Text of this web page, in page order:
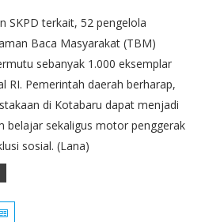
SKPD terkait, 52 pengelola
Baca Masyarakat (TBM)
sebanyak 1.000 eksemplar
RI. Pemerintah daerah berharap,
di Kotabaru dapat menjadi
belajar sekaligus motor penggerak
sosial. (Lana)